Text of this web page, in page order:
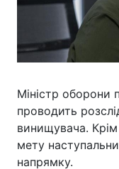
Міністр оборони
проводить
винищувача.
мету
напрямку.